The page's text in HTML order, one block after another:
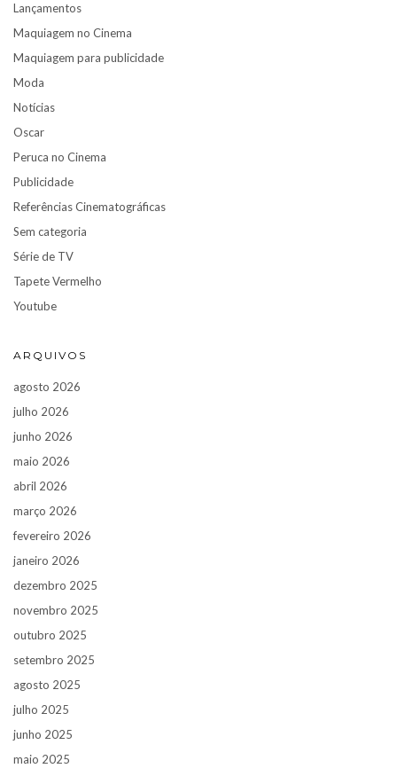
Lançamentos
Maquiagem no Cinema
Maquiagem para publicidade
Moda
Notícias
Oscar
Peruca no Cinema
Publicidade
Referências Cinematográficas
Sem categoria
Série de TV
Tapete Vermelho
Youtube
ARQUIVOS
agosto 2026
julho 2026
junho 2026
maio 2026
abril 2026
março 2026
fevereiro 2026
janeiro 2026
dezembro 2025
novembro 2025
outubro 2025
setembro 2025
agosto 2025
julho 2025
junho 2025
maio 2025